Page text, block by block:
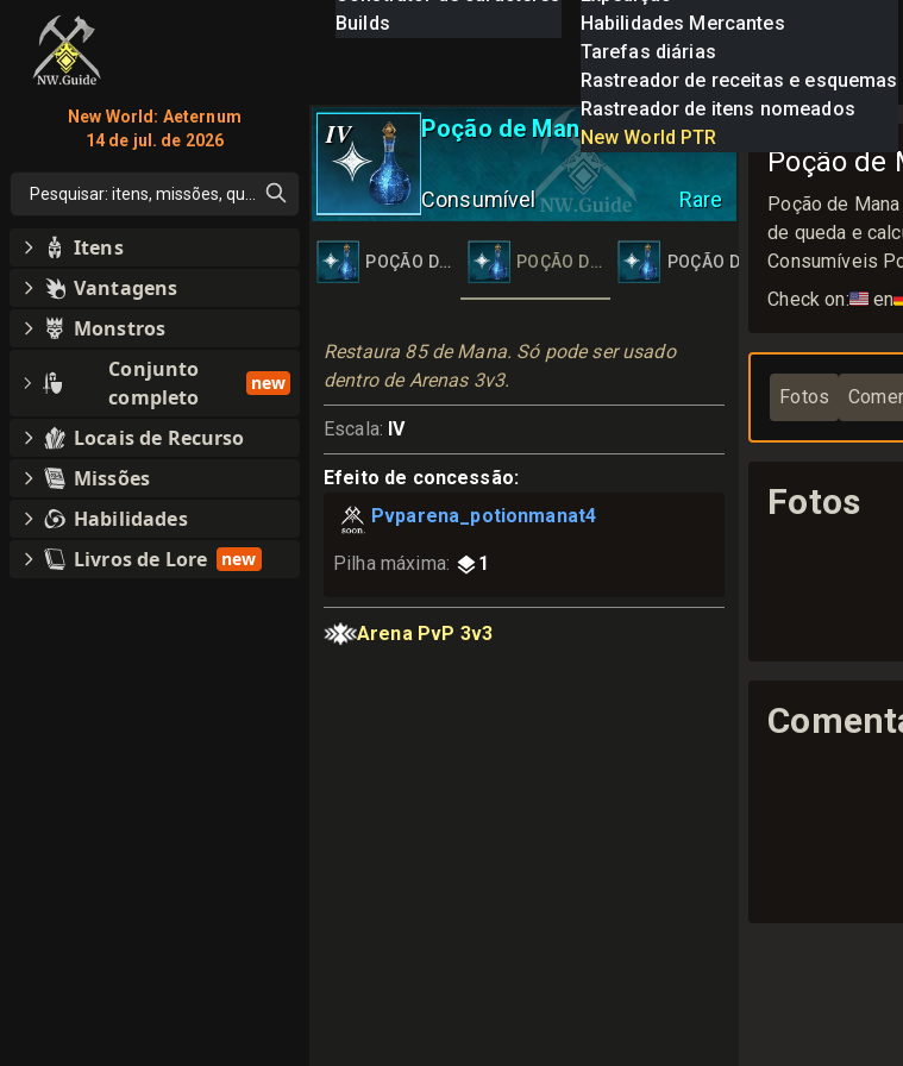
Builds
Habilidades Mercantes
Tarefas diárias
Rastreador de receitas e esquemas
Rastreador de itens nomeados
New World PTR
IV Poção de Mana da Arena
Consumível Rare
POÇÃO DE MANA DA ARENAPOÇÃO DE MANA DA ARENAPOÇÃO DE MANA DA ARENA
Restaura 85 de Mana. Só pode ser usado
dentro de Arenas 3v3.
Escala: IV
Efeito de concessão:
Pvparena_potionmanat4
Pilha máxima: 1
Arena PvP 3v3
Poção de
Poção de
de queda e
Consumíveis
Check on:🇺🇸 en
Fotos
Fotos
New World: Aeternum
14 de jul. de 2026
Pesquisar: itens, missões, qualquer coisa
Itens
Vantagens
Monstros
Conjunto
completo
new
Locais de Recurso
Missões
Habilidades
Livros de Lore
new